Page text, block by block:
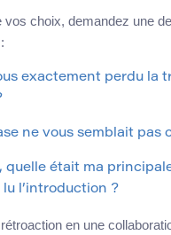
vos choix, demandez une
exactement perdu la
ne vous semblait pas
quelle était ma
l’introduction ?
en une